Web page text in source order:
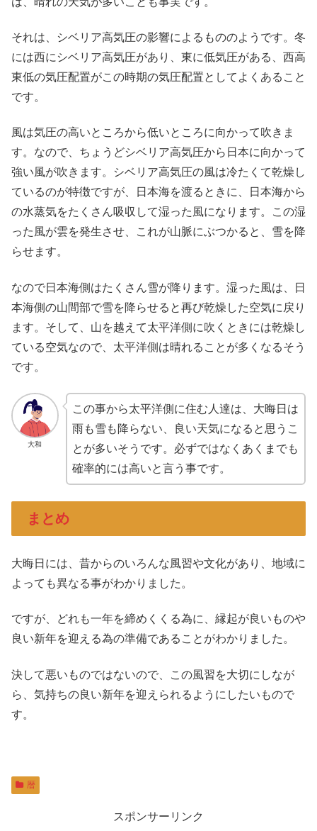
それは、シベリア高気圧の影響によるもののようです。冬
には西にシベリア高気圧があり、東に低気圧がある、西高
東低の気圧配置がこの時期の気圧配置としてよくあること
です。
風は気圧の高いところから低いところに向かって吹きま
す。なので、ちょうどシベリア高気圧から日本に向かって
強い風が吹きます。シベリア高気圧の風は冷たくて乾燥し
ているのが特徴ですが、日本海を渡るときに、日本海から
の水蒸気をたくさん吸収して湿った風になります。この湿
った風が雲を発生させ、これが山脈にぶつかると、雪を降
らせます。
なので日本海側はたくさん雪が降ります。湿った風は、日
本海側の山間部で雪を降らせると再び乾燥した空気に戻り
ます。そして、山を越えて太平洋側に吹くときには乾燥し
ている空気なので、太平洋側は晴れることが多くなるそう
です。
大和
この事から太平洋側に住む人達は、大晦日は
雨も雪も降らない、良い天気になると思うこ
とが多いそうです。必ずではなくあくまでも
確率的には高いと言う事です。
まとめ
大晦日には、昔からのいろんな風習や文化があり、地域に
よっても異なる事がわかりました。
ですが、どれも一年を締めくくる為に、縁起が良いものや
良い新年を迎える為の準備であることがわかりました。
決して悪いものではないので、この風習を大切にしなが
ら、気持ちの良い新年を迎えられるようにしたいもので
す。
暦
スポンサーリンク